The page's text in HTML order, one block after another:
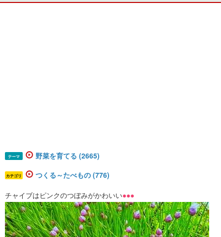
テーマ 野菜を育てる (2665)
カテゴリ つくる～たべもの (776)
チャイブはピンクのつぼみがかわいい●●●